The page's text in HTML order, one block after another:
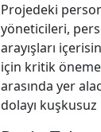
Projedeki
yöneticileri,
arayışları
için kritik
arasında yer
dolayı